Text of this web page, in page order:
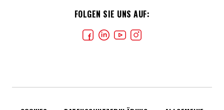
FOLGEN SIE UNS AUF: